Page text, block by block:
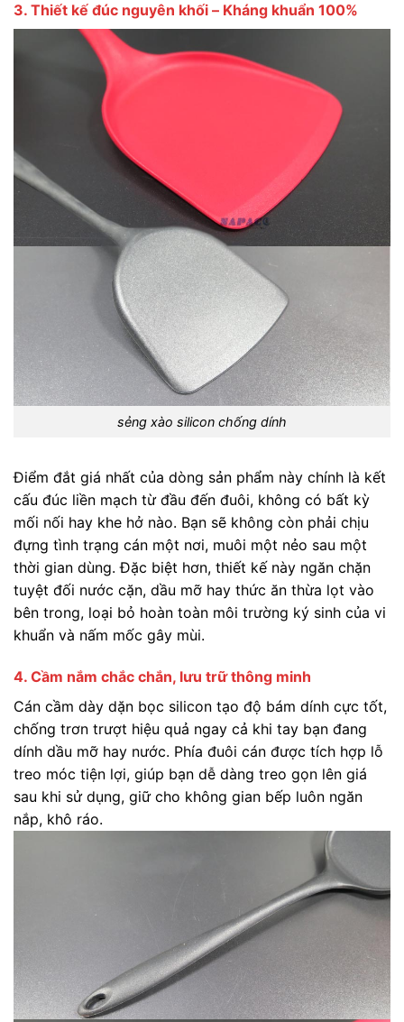
3. Thiết kế đúc nguyên khối – Kháng khuẩn 100%
sẻng xào silicon chống dính
Điểm đắt giá nhất của dòng sản phẩm này chính là kết
cấu đúc liền mạch từ đầu đến đuôi, không có bất kỳ
mối nối hay khe hở nào. Bạn sẽ không còn phải chịu
đựng tình trạng cán một nơi, muôi một nẻo sau một
thời gian dùng. Đặc biệt hơn, thiết kế này ngăn chặn
tuyệt đối nước cặn, dầu mỡ hay thức ăn thừa lọt vào
bên trong, loại bỏ hoàn toàn môi trường ký sinh của vi
khuẩn và nấm mốc gây mùi.
4. Cầm nắm chắc chắn, lưu trữ thông minh
Cán cầm dày dặn bọc silicon tạo độ bám dính cực tốt,
chống trơn trượt hiệu quả ngay cả khi tay bạn đang
dính dầu mỡ hay nước. Phía đuôi cán được tích hợp lỗ
treo móc tiện lợi, giúp bạn dễ dàng treo gọn lên giá
sau khi sử dụng, giữ cho không gian bếp luôn ngăn
nắp, khô ráo.